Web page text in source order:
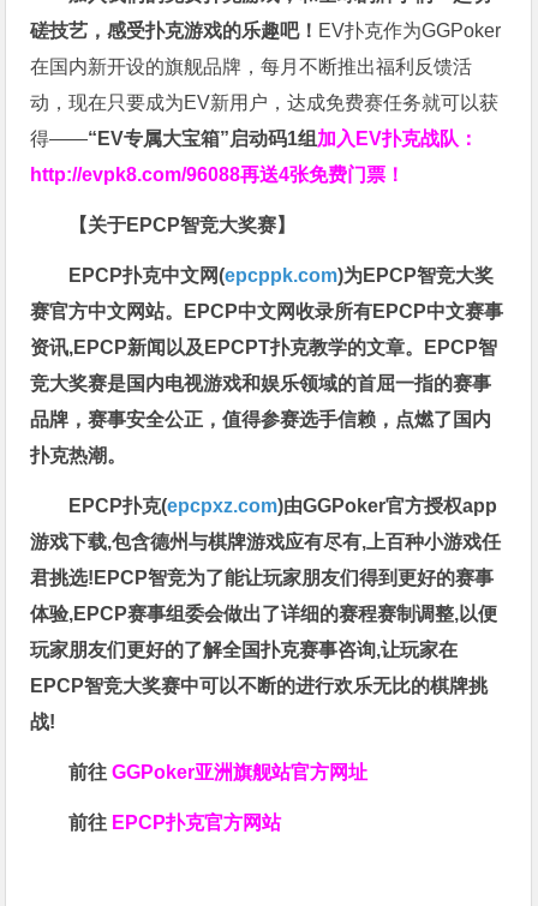
磋技艺，感受扑克游戏的乐趣吧！ EV扑克作为GGPoker
在国内新开设的旗舰品牌，每月不断推出福利反馈活
动，现在只要成为EV新用户，达成免费赛任务就可以获
得——“EV专属大宝箱”启动码1组 加入EV扑克战队：
http://evpk8.com/96088再送4张免费门票！
【关于EPCP智竞大奖赛】
EPCP扑克中文网(epcppk.com)为EPCP智竞大奖
赛官方中文网站。EPCP中文网收录所有EPCP中文赛事
资讯,EPCP新闻以及EPCPT扑克教学的文章。EPCP智
竞大奖赛是国内电视游戏和娱乐领域的首屈一指的赛事
品牌，赛事安全公正，值得参赛选手信赖，点燃了国内
扑克热潮。
EPCP扑克(epcpxz.com)由GGPoker官方授权app
游戏下载,包含德州与棋牌游戏应有尽有,上百种小游戏任
君挑选!EPCP智竞为了能让玩家朋友们得到更好的赛事
体验,EPCP赛事组委会做出了详细的赛程赛制调整,以便
玩家朋友们更好的了解全国扑克赛事咨询,让玩家在
EPCP智竞大奖赛中可以不断的进行欢乐无比的棋牌挑
战!
前往GGPoker亚洲旗舰站官方网址
前往 EPCP扑克官方网站